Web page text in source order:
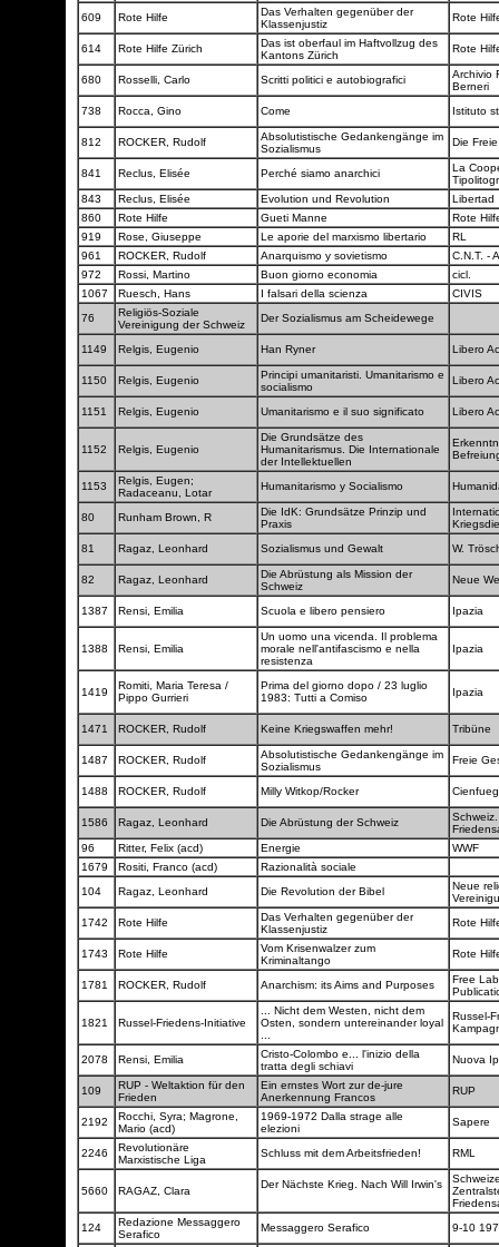
609 Rote Hilfe
Das Verhalten gegenüber der
Klassenjustiz
Rote
614 Rote Hilfe Zürich
Das ist oberfaul im Haftvollzug des
Kantons Zürich
Rote
680 Rosselli, Carlo Scritti politici e autobiografici
Archivio
Berneri
738
Rocca, Gino Come Istituto
812 ROCKER, Rudolf
Absolutistische Gedankengänge im
Sozialismus
Die
841 Reclus, Elisée Perché siamo anarchici
La
843
Reclus, Elisée Evolution und Revolution
Libertad
860
Rote Hilfe Gueti Manne
Rote
919
Rose, Giuseppe Le aporie del marxismo libertario
RL
961
ROCKER, Rudolf Anarquismo y sovietismo
C.N.T. -
972
Rossi, Martino Buon giorno economia
cicl.
1067
Ruesch, Hans I falsari della scienza
CIVIS
76
Religiös-Soziale
Vereinigung der Schweiz
Der Sozialismus am Scheidewege
1149 Relgis, Eugenio Han Ryner Libero
1150 Relgis, Eugenio
Principi umanitaristi. Umanitarismo e
socialismo
Libero
1151 Relgis, Eugenio Umanitarismo e il suo significato Libero
1152 Relgis, Eugenio
Die Grundsätze des
Humanitarismus. Die Internationale
der Intellektuellen
1153
Relgis, Eugen;
Radaceanu, Lotar
Humanitarismo y Socialismo
80 Runham Brown, R
Die IdK: Grundsätze Prinzip und
Praxis
81
Ragaz, Leonhard Sozialismus und Gewalt W.
82 Ragaz, Leonhard
Die Abrüstung als Mission der
Schweiz
Neue
1387 Rensi, Emilia Scuola e libero pensiero Ipazia
1388 Rensi, Emilia
Un uomo una vicenda. Il problema
morale nell'antifascismo e nella
resistenza
Ipazia
1419
Romiti, Maria Teresa /
Pippo Gurrieri
Prima del giorno dopo / 23 luglio
1983: Tutti a Comiso
Ipazia
1471 ROCKER, Rudolf Keine Kriegswaffen mehr! Tribüne
1487 ROCKER, Rudolf
Absolutistische Gedankengänge im
Sozialismus
Freie
1488 ROCKER, Rudolf Milly Witkop/Rocker
1586 Ragaz, Leonhard Die Abrüstung der Schweiz
96
Ritter, Felix (acd) Energie
WWF
1679
Rositi, Franco (acd)
Razionalità sociale
104
Ragaz, Leonhard Die Revolution der Bibel
Neue
1742
Rote Hilfe
Das Verhalten gegenüber der
Klassenjustiz
Rote
1743 Rote Hilfe
Vom Krisenwalzer zum
Kriminaltango
Rote
1781 ROCKER, Rudolf Anarchism: its Aims and Purposes
Free
1821 Russel-Friedens-Initiative
... Nicht dem Westen, nicht dem
Osten, sondern untereinander loyal
Russel-
2078 Rensi, Emilia
Cristo-Colombo e... l'inizio della
tratta degli schiavi
Nuova
109
RUP - Weltaktion für den
Frieden
Ein ernstes Wort zur de-jure
Anerkennung Francos
RUP
2192
Rocchi, Syra; Magrone,
Mario (acd)
1969-1972 Dalla strage alle
elezioni
Sapere
2246
Revolutionäre
Marxistische Liga
Schluss mit dem Arbeitsfrieden! RML
5660 RAGAZ, Clara
Der Nächste Krieg. Nach Will Irwin's
124
Redazione Messaggero
Serafico
Messaggero Serafico 9-10